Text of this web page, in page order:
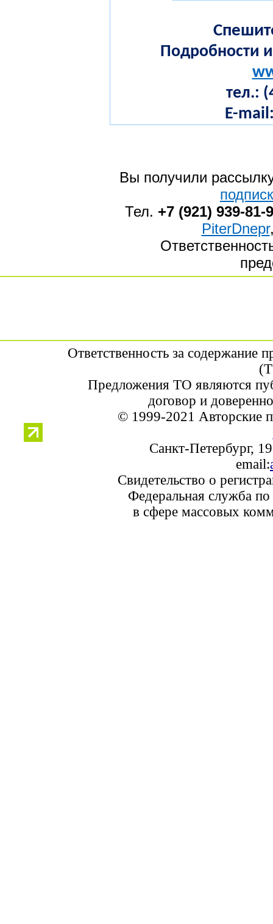
Подробности
тел.:
E-
Вы получили
Тел. +7 (921) 939-81-
PiterDnepr
Ответственность за содержание
Предложения ТО являются
договор и
© 1999-2021 Авторские
Санкт-Петербург,
email:
Свидетельство о
Федеральная служба по
в сфере массовых